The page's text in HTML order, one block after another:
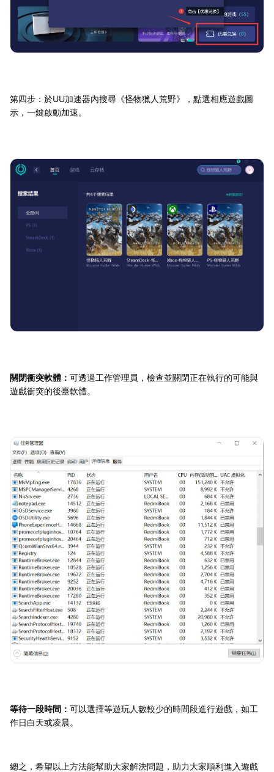
第四步：於UU加速器內搜尋《怪物獵人荒野》，點選相應遊戲圖
示，一鍵啟動加速。
關閉衝突軟體： 可透過工作管理員，檢查並關閉正在執行的可能與
遊戲衝突的後臺軟體。
等待一段時間： 可以選擇等遊玩人數較少的時間段進行遊戲，如工
作日白天或凌晨。
總之，希望以上方法能幫助大家解決問題，助力大家順利進入遊戲